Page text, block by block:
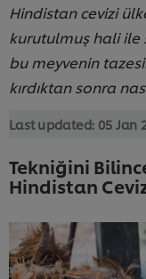
Hindistan cevizi
kurutulmuş hali ile
bu meyvenin
kırdıktan sonra
Last updated: 05 Jan
Tekniğini
Hindistan